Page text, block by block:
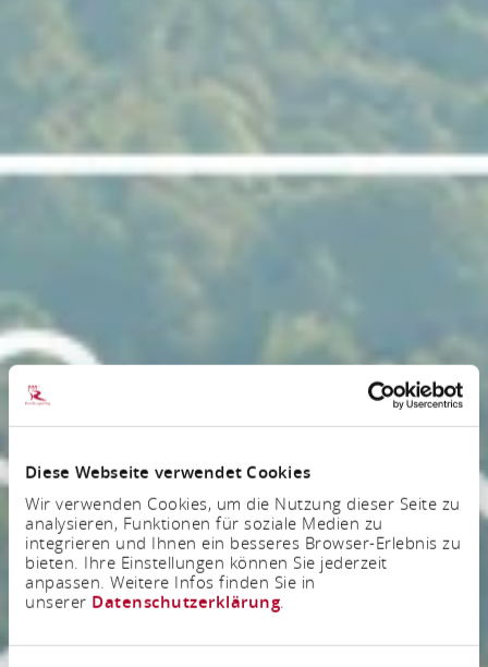
Diese Webseite verwendet Cookies
Wir verwenden Cookies, um die Nutzung dieser Seite zu
analysieren, Funktionen für soziale Medien zu
integrieren und Ihnen ein besseres Browser-Erlebnis zu
bieten. Ihre Einstellungen können Sie jederzeit
anpassen. Weitere Infos finden Sie in
unserer Datenschutzerklärung.